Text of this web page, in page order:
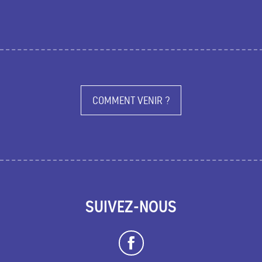
COMMENT VENIR ?
SUIVEZ-NOUS